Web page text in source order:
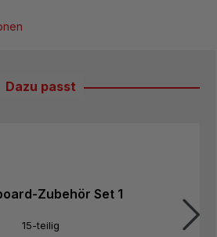
Dazu passt
Zubehör Set 1
15-teilig